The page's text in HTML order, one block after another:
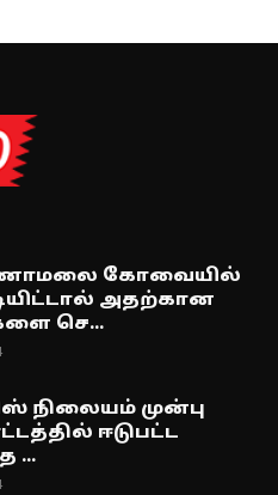
கோவையில்
அதற்கான
செ...
நிலையம் முன்பு
ஈடுபட்ட
...